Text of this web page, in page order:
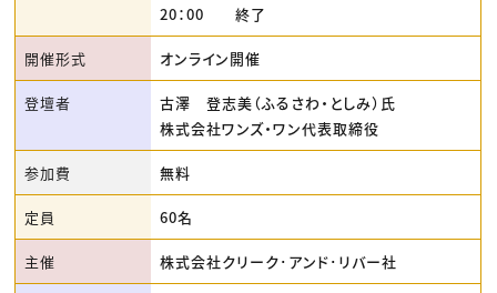
20：00 終了
開催形式 オンライン開催
登壇者
古澤 登志美（ふるさわ・としみ）氏
株式会社ワンズ・ワン代表取締役
参加費 無料
定員 60名
主催 株式会社クリーク･アンド･リバー社